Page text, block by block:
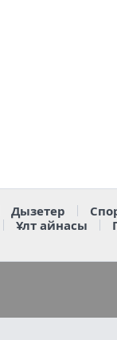
Дызетер
Ұлт айнасы